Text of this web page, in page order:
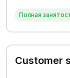
Полная
Customer